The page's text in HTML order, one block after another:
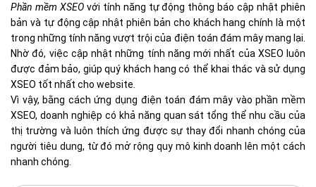
Phần mềm XSEOvới tính năng tự động thông báo cập nhật phiên
bản và tự động cập nhật phiên bản cho khách hang chính là một
trong những tính năng vượt trội của điện toán đám mây mang lại.
Nhờ đó, việc cập nhật những tính năng mới nhất của XSEO luôn
được đảm bảo, giúp quý khách hang có thể khai thác và sử dụng
XSEO tốt nhất cho website.
Vì vậy, bằng cách ứng dụng điện toán đám mây vào phần mềm
XSEO, doanh nghiệp có khả năng quan sát tổng thể nhu cầu của
thị trường và luôn thích ứng được sự thay đổi nhanh chóng của
người tiêu dung, từ đó mở rộng quy mô kinh doanh lên một cách
nhanh chóng.